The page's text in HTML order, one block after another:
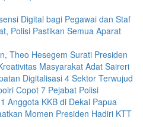
Digital bagi Pegawai dan Staf
Polisi Pastikan Semua Aparat
Theo Hesegem Surati Presiden
Masyarakat Adat Saireri
Digitalisasi 4 Sektor Terwujud
Copot 7 Pejabat Polisi
Anggota KKB di Dekai Papua
Momen Presiden Hadiri KTT